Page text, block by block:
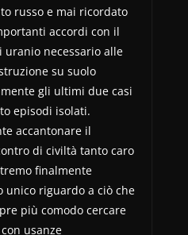
russo e mai ricordato
accordi con il
necessario alle
su suolo
gli ultimi due casi
episodi isolati.
accantonare il
di civiltà tanto caro
finalmente
unico riguardo a ciò che
più comodo cercare
usanze